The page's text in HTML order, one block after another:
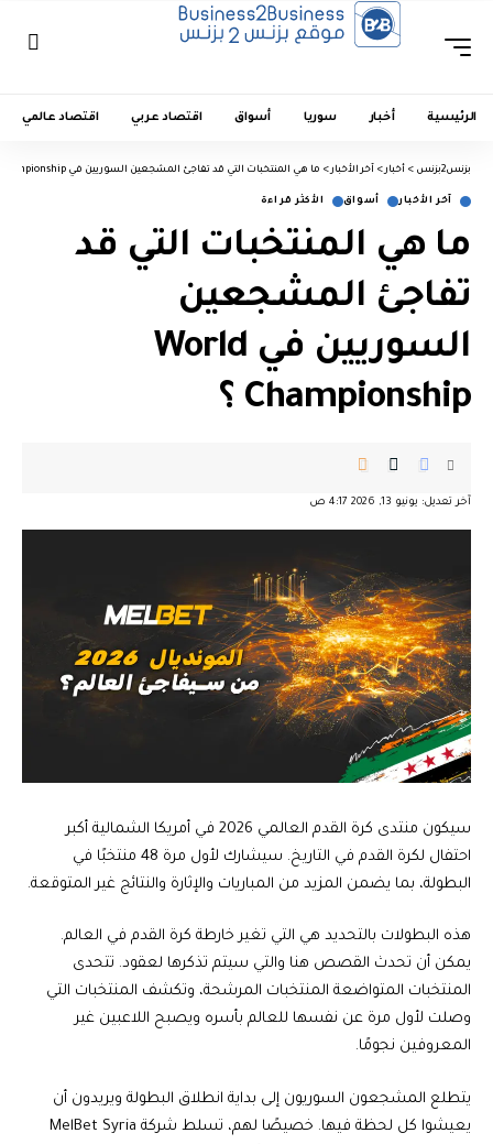
الرئيسية أخبار سوريا أسواق اقتصاد عربي اقتصاد عالمي
بزنس2بزنس > أخبار > آخر الأخبار > ما هي المنتخبات التي قد تفاجئ المشجعين السوريين في World Championship ؟
آخر الأخبار أسواق الأكثر قراءة
ما هي المنتخبات التي قد
تفاجئ المشجعين
السوريين في World
Championship ؟
آخر تعديل: يونيو 13, 2026 4:17 ص
سيكون منتدى كرة القدم العالمي 2026 في أمريكا الشمالية أكبر
احتفال لكرة القدم في التاريخ. سيشارك لأول مرة 48 منتخبًا في
البطولة، بما يضمن المزيد من المباريات والإثارة والنتائج غير المتوقعة.
هذه البطولات بالتحديد هي التي تغير خارطة كرة القدم في العالم.
يمكن أن تحدث القصص هنا والتي سيتم تذكرها لعقود. تتحدى
المنتخبات المتواضعة المنتخبات المرشحة، وتكشف المنتخبات التي
وصلت لأول مرة عن نفسها للعالم بأسره ويصبح اللاعبين غير
المعروفين نجومًا.
يتطلع المشجعون السوريون إلى بداية انطلاق البطولة ويريدون أن
يعيشوا كل لحظة فيها. خصيصًا لهم، تسلط شركة MelBet Syria